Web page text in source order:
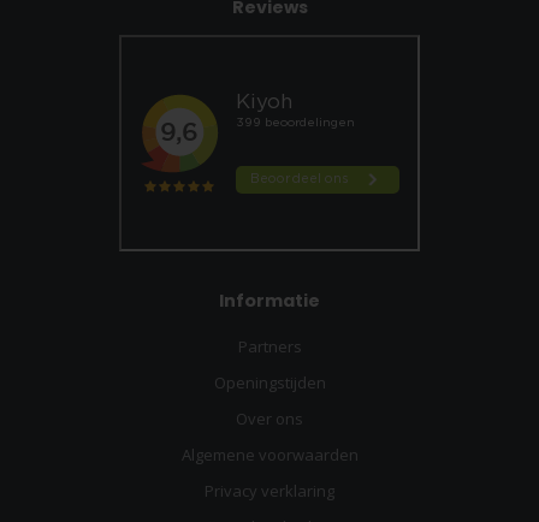
Reviews
Informatie
Partners
Openingstijden
Over ons
Algemene voorwaarden
Privacy verklaring